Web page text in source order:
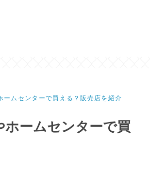
ームセンターで買える？販売店を紹介
ームセンターで買